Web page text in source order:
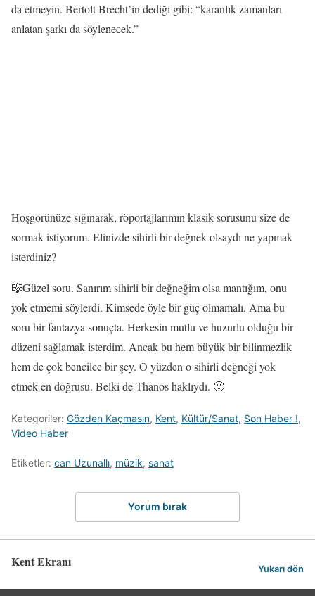
da etmeyin. Bertolt Brecht’in dediği gibi: “karanlık zamanları
anlatan şarkı da söylenecek.”
Hoşgörünüze sığınarak, röportajlarımın klasik sorusunu size de
sormak istiyorum. Elinizde sihirli bir değnek olsaydı ne yapmak
isterdiniz?
🎼Güzel soru. Sanırım sihirli bir değneğim olsa mantığım, onu
yok etmemi söylerdi. Kimsede öyle bir güç olmamalı. Ama bu
soru bir fantazya sonuçta. Herkesin mutlu ve huzurlu olduğu bir
düzeni sağlamak isterdim. Ancak bu hem büyük bir bilinmezlik
hem de çok bencilce bir şey. O yüzden o sihirli değneği yok
etmek en doğrusu. Belki de Thanos haklıydı. 🙂
Kategoriler: Gözden Kaçmasın, Kent, Kültür/Sanat, Son Haber !,
Video Haber
Etiketler: can Uzunallı, müzik, sanat
Yorum bırak
Kent Ekranı Yukarı dön